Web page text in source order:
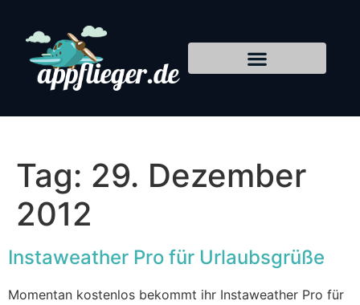
Tag: 29. Dezember
2012
Instaweather Pro für Urlaubsgrüße
Momentan kostenlos bekommt ihr Instaweather Pro für